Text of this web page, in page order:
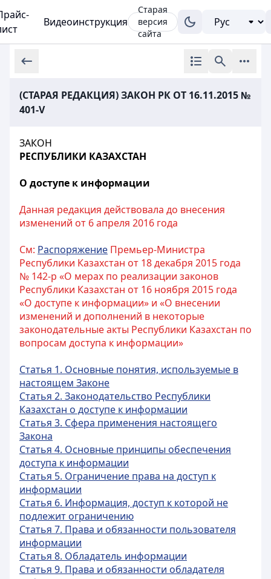
Видеоинструкция
Старая
версия
сайта
(СТАРАЯ РЕДАКЦИЯ) ЗАКОН РК ОТ 16.11.2015 №
401-V
ЗАКОН
РЕСПУБЛИКИ КАЗАХСТАН
О доступе к информации
Данная редакция действовала до внесения
изменений от 6 апреля 2016 года
См: Распоряжение Премьер-Министра
Республики Казахстан от 18 декабря 2015 года
№ 142-р «О мерах по реализации законов
Республики Казахстан от 16 ноября 2015 года
«О доступе к информации» и «О внесении
изменений и дополнений в некоторые
законодательные акты Республики Казахстан по
вопросам доступа к информации»
Статья 1. Основные понятия, используемые в
настоящем Законе
Статья 2. Законодательство Республики
Казахстан о доступе к информации
Статья 3. Сфера применения настоящего
Закона
Статья 4. Основные принципы обеспечения
доступа к информации
Статья 5. Ограничение права на доступ к
информации
Статья 6. Информация, доступ к которой не
подлежит ограничению
Статья 7. Права и обязанности пользователя
информации
Статья 8. Обладатель информации
Статья 9. Права и обязанности обладателя